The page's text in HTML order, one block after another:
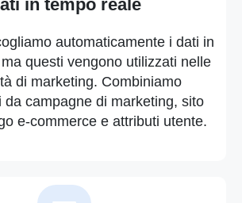
in tempo reale
automaticamente i dati in
questi vengono utilizzati nelle
di marketing. Combiniamo
da campagne di marketing, sito
e-commerce e attributi utente.